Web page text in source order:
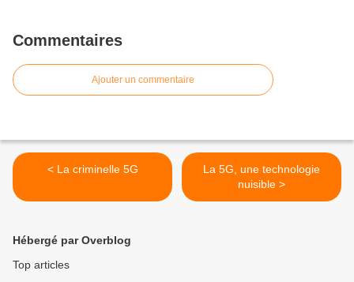
Commentaires
Ajouter un commentaire
< La criminelle 5G
La 5G, une technologie
nuisible >
Hébergé par Overblog
Top articles